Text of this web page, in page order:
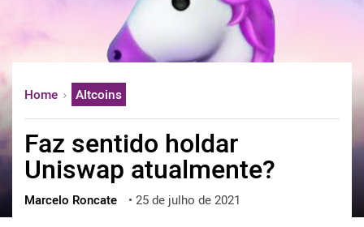
русский
العربية
ไทย
ქართული
Home Altcoins
Faz sentido holdar
Uniswap atualmente?
Marcelo Roncate • 25 de julho de 2021